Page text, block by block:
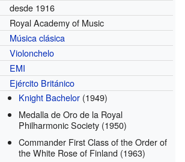
desde 1916
Royal Academy of Music
Música clásica
Violonchelo
EMI
Ejército Británico
Knight Bachelor (1949)
Medalla de Oro de la Royal
Philharmonic Society (1950)
Commander First Class of the Order of
the White Rose of Finland (1963)